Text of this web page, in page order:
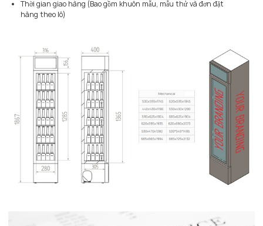
Thời gian giao hàng (Bao gồm khuôn mẫu, mẫu thử và đơn đặt
hàng theo lô)